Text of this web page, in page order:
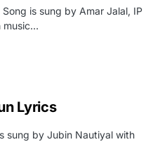
is sung by Amar Jalal, IP
music…
Lyrics
sung by Jubin Nautiyal with